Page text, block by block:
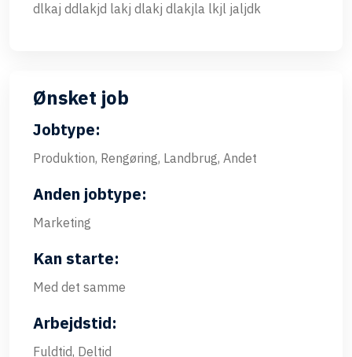
dlkaj ddlakjd lakj dlakj dlakjla lkjl jaljdk
Ønsket job
Jobtype:
Produktion, Rengøring, Landbrug, Andet
Anden jobtype:
Marketing
Kan starte:
Med det samme
Arbejdstid:
Fuldtid, Deltid